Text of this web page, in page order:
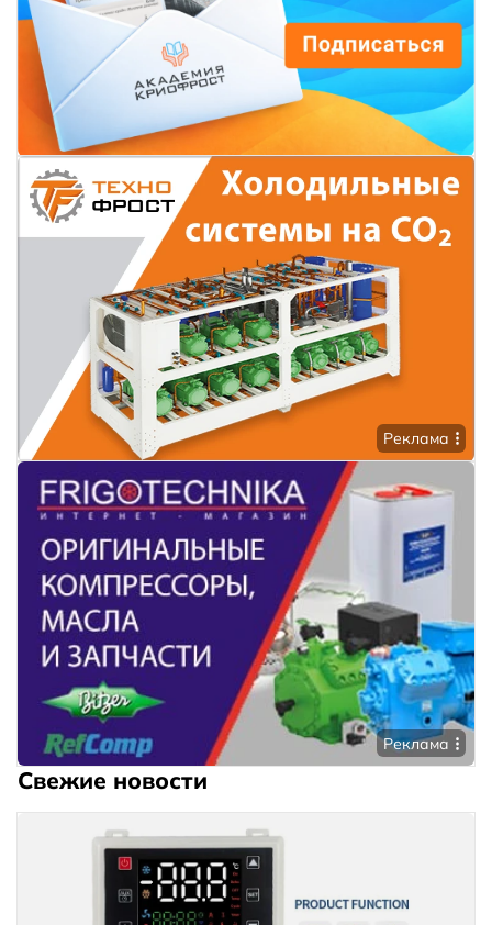
Реклама
Реклама
Свежие новости